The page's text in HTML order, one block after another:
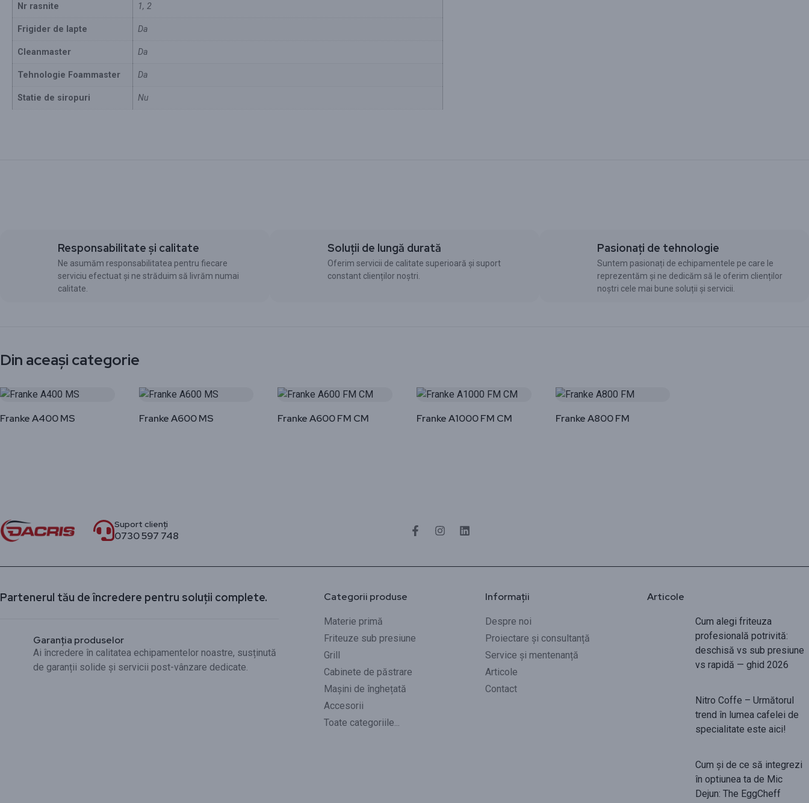
Nr rasnite 1, 2
Frigider de lapte Da
Cleanmaster Da
Tehnologie Foammaster Da
Statie de siropuri Nu
Responsabilitate și calitate
Ne asumăm responsabilitatea pentru fiecare
serviciu efectuat și ne străduim să livrăm numai
calitate.
Soluții de lungă durată
Oferim servicii de calitate superioară și suport
constant clienților noștri.
Pasionați de tehnologie
Suntem pasionați de echipamentele pe care le
reprezentăm și ne dedicăm să le oferim clienților
noștri cele mai bune soluții și servicii.
Din aceași categorie
Franke A400 MS Franke A600 MS Franke A600 FM CM Franke A1000 FM CM Franke A800 FM
Suport clienți
0730 597 748
Partenerul tău de încredere pentru soluții complete.
Garanția produselor
Ai încredere în calitatea echipamentelor noastre, susținută
de garanții solide și servicii post-vânzare dedicate.
Categorii produse
Materie primă
Friteuze sub presiune
Grill
Cabinete de păstrare
Mașini de înghețată
Accesorii
Toate categoriile...
Informații
Despre noi
Proiectare și consultanță
Service și mentenanță
Articole
Contact
Articole
Cum alegi friteuza
profesională potrivită:
deschisă vs sub presiune
vs rapidă — ghid 2026
Nitro Coffe – Următorul
trend în lumea cafelei de
specialitate este aici!
Cum și de ce să integrezi
în optiunea ta de Mic
Dejun: The EggCheff